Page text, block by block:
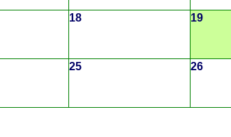
18 19
25 26